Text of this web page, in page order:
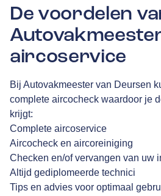
De voordelen
aircoservice
Bij Autovakmeester van Deursen
complete aircocheck waardoor je
krijgt:
Complete aircoservice
Aircocheck en aircoreiniging
Checken en/of vervangen van uw
Altijd gediplomeerde technici
Tips en advies voor optimaal